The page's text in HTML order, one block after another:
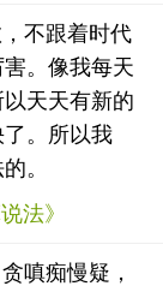
不跟着时代
。像我每天
天天有新的
。所以我
。
法》
嗔痴慢疑，